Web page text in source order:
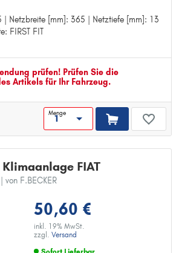
| Netzbreite [mm]: 365 | Netztiefe [mm]: 13
FIRST FIT
FIRST FIT
prüfen! Prüfen Sie die
Artikels für Ihr Fahrzeug.
Menge
FIAT
| von F.BECKER
50,60 €
inkl. 19% MwSt.
zzgl. Versand